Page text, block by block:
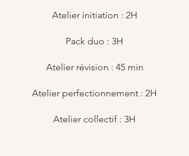
Atelier initiation : 2H
Pack duo : 3H
Atelier révision : 45 min
Atelier perfectionnement : 2H
Atelier collectif : 3H